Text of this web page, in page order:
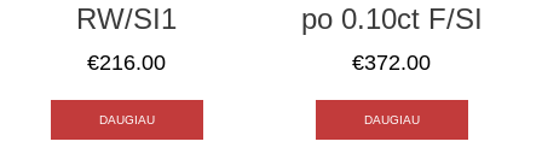
RW/SI1
€216.00
DAUGIAU
po 0.10ct F/SI
€372.00
DAUGIAU